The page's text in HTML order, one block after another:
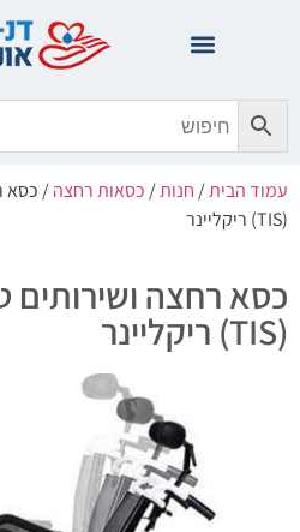
עמוד הבית/חנות/כסאות רחצה/ כסא
(TIS) ריקליינר
כסא רחצה ושירותים
(TIS) ריקליינר